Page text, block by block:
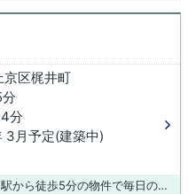
京区梶井町
分
3月予定(建築中)
こちらはエレベーター付き物件です。駅から徒歩5分の物件で毎日の通勤・通学が楽になります。マンションタイプのお部屋です。新たな暮らしを始めるなら、京都市上京区がおすすめです。住環境が整っているので快適な暮らしをすることができます。賃貸情報のことなら、当社にお問い合わせ下さい。皆様のご連絡お待ちしております。